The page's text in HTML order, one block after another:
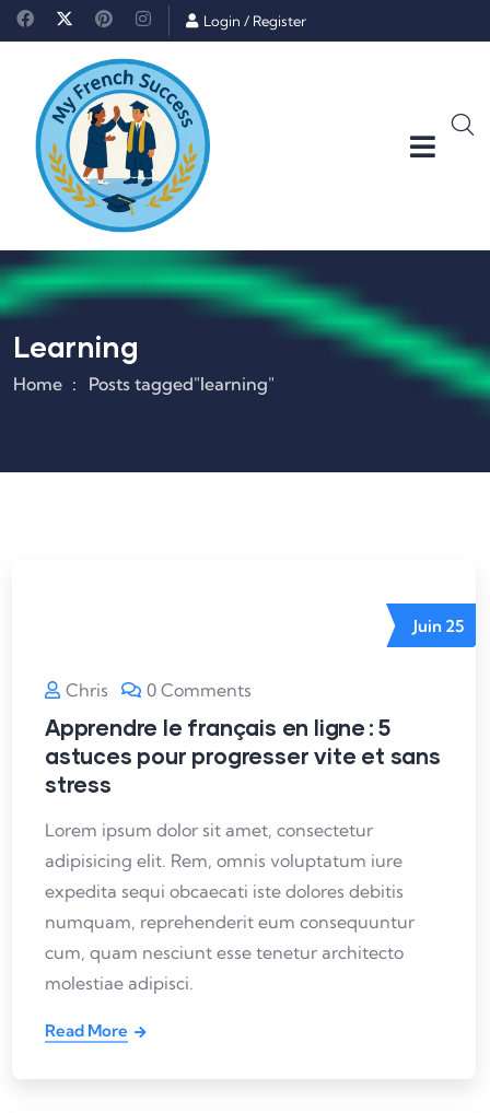
Login / Register
Learning
Home Posts tagged"learning"
Juin 25
Chris 0 Comments
Apprendre le français en ligne : 5
astuces pour progresser vite et sans
stress
Lorem ipsum dolor sit amet, consectetur
adipisicing elit. Rem, omnis voluptatum iure
expedita sequi obcaecati iste dolores debitis
numquam, reprehenderit eum consequuntur
cum, quam nesciunt esse tenetur architecto
molestiae adipisci.
Read More